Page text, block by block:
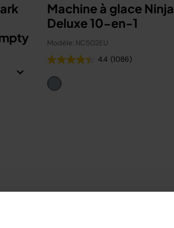
Machine à glace
Deluxe 10-en-1
Modèle: NC502EU
4.4 (1086)
269,99 €